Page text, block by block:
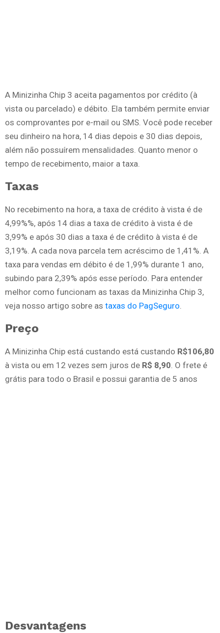
A Minizinha Chip 3 aceita pagamentos por crédito (à
vista ou parcelado) e débito. Ela também permite enviar
os comprovantes por e-mail ou SMS. Você pode receber
seu dinheiro na hora, 14 dias depois e 30 dias depois,
além não possuírem mensalidades. Quanto menor o
tempo de recebimento, maior a taxa.
Taxas
No recebimento na hora, a taxa de crédito à vista é de
4,99%%, após 14 dias a taxa de crédito à vista é de
3,99% e após 30 dias a taxa é de crédito à vista é de
3,19%. A cada nova parcela tem acréscimo de 1,41%. A
taxa para vendas em débito é de 1,99% durante 1 ano,
subindo para 2,39% após esse período. Para entender
melhor como funcionam as taxas da Minizinha Chip 3,
veja nosso artigo sobre as taxas do PagSeguro
Preço
A Minizinha Chip está custando está custando R$106,80
à vista ou em 12 vezes sem juros de R$ 8,90 . O frete é
grátis para todo o Brasil e possui garantia de 5 anos
Desvantagens